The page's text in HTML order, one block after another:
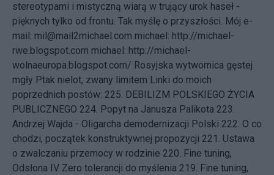
stereotypami i mistyczną wiarą w trujący urok haseł -
pięknych tylko od frontu. Tak myślę o przyszłości. Mój e-
mail: mil@mail2michael.com michael: http://michael-
rwe.blogspot.com michael: http://michael-
wolnaeuropa.blogspot.com/ Rosyjska wytwornica gęstej
mgły Ptak nielot, zwany limitem Linki do moich
poprzednich postów: 225. DEBILIZM POLSKIEGO ŻYCIA
PUBLICZNEGO 224. Popyt na Janusza Palikota 223.
Andrzej Wajda - Oligarcha demodernizacji Polski 222. O co
chodzi, początek konstruktywnej propozycji 221. Ustawa
o zwalczaniu przemocy w rodzinie 220. Fine tuning,
Odsłona IV Zero tolerancji do myślenia 219. Fine tuning,